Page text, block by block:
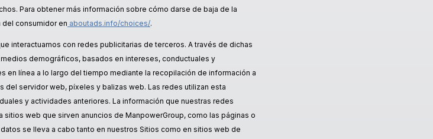
Para obtener más información sobre cómo darse de baja de la
consumidor en aboutads.info/choices/.
interactuamos con redes publicitarias de terceros. A través de dichas
demográficos, basados en intereses, conductuales y
línea a lo largo del tiempo mediante la recopilación de información a
servidor web, píxeles y balizas web. Las redes utilizan esta
y actividades anteriores. La información que nuestras redes
web que sirven anuncios de ManpowerGroup, como las páginas o
se lleva a cabo tanto en nuestros Sitios como en sitios web de